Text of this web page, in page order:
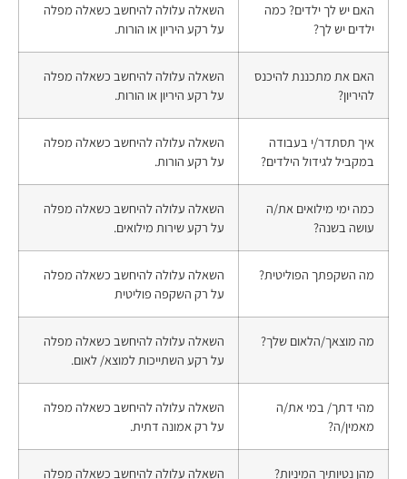
האם יש לך ילדים? כמה
ילדים יש לך?
השאלה עלולה להיחשב כשאלה מפלה
על רקע היריון או הורות.
האם את מתכננת להיכנס
להיריון?
השאלה עלולה להיחשב כשאלה מפלה
על רקע היריון או הורות.
איך תסתדר/י בעבודה
במקביל לגידול הילדים?
השאלה עלולה להיחשב כשאלה מפלה
על רקע הורות.
כמה ימי מילואים את/ה
עושה בשנה?
השאלה עלולה להיחשב כשאלה מפלה
על רקע שירות מילואים.
מה השקפתך הפוליטית?
השאלה עלולה להיחשב כשאלה מפלה
על רק השקפה פוליטית
מה מוצאך/הלאום שלך?
השאלה עלולה להיחשב כשאלה מפלה
על רקע השתייכות למוצא/ לאום.
מהי דתך/ במי את/ה
מאמין/ה?
השאלה עלולה להיחשב כשאלה מפלה
על רק אמונה דתית.
מהן נטיותיך המיניות? השאלה עלולה להיחשב כשאלה מפלה